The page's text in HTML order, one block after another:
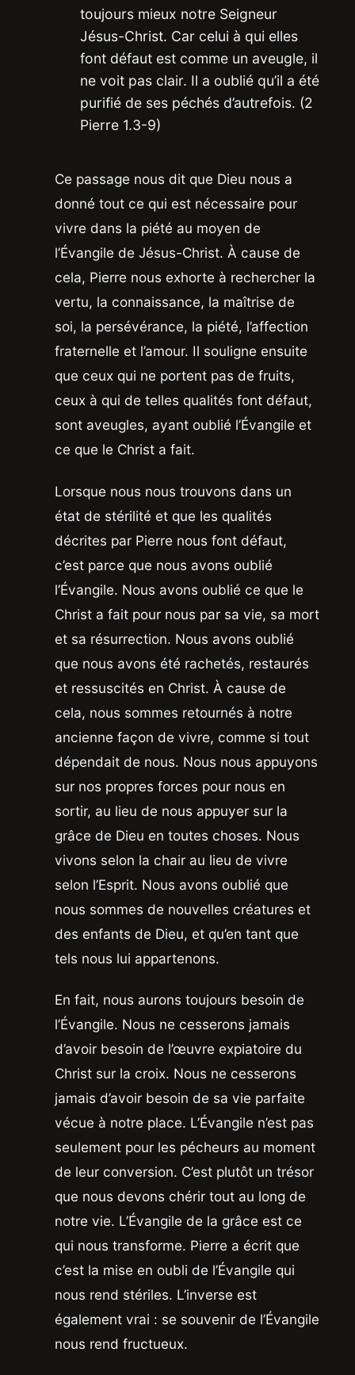
toujours mieux notre Seigneur
Jésus-Christ. Car celui à qui elles
font défaut est comme un aveugle, il
ne voit pas clair. Il a oublié qu’il a été
purifié de ses péchés d’autrefois. (2
Pierre 1.3-9)
Ce passage nous dit que Dieu nous a
donné tout ce qui est nécessaire pour
vivre dans la piété au moyen de
l’Évangile de Jésus-Christ. À cause de
cela, Pierre nous exhorte à rechercher la
vertu, la connaissance, la maîtrise de
soi, la persévérance, la piété, l’affection
fraternelle et l’amour. Il souligne ensuite
que ceux qui ne portent pas de fruits,
ceux à qui de telles qualités font défaut,
sont aveugles, ayant oublié l’Évangile et
ce que le Christ a fait.
Lorsque nous nous trouvons dans un
état de stérilité et que les qualités
décrites par Pierre nous font défaut,
c’est parce que nous avons oublié
l’Évangile. Nous avons oublié ce que le
Christ a fait pour nous par sa vie, sa mort
et sa résurrection. Nous avons oublié
que nous avons été rachetés, restaurés
et ressuscités en Christ. À cause de
cela, nous sommes retournés à notre
ancienne façon de vivre, comme si tout
dépendait de nous. Nous nous appuyons
sur nos propres forces pour nous en
sortir, au lieu de nous appuyer sur la
grâce de Dieu en toutes choses. Nous
vivons selon la chair au lieu de vivre
selon l’Esprit. Nous avons oublié que
nous sommes de nouvelles créatures et
des enfants de Dieu, et qu’en tant que
tels nous lui appartenons.
En fait, nous aurons toujours besoin de
l’Évangile. Nous ne cesserons jamais
d’avoir besoin de l’œuvre expiatoire du
Christ sur la croix. Nous ne cesserons
jamais d’avoir besoin de sa vie parfaite
vécue à notre place. L’Évangile n’est pas
seulement pour les pécheurs au moment
de leur conversion. C’est plutôt un trésor
que nous devons chérir tout au long de
notre vie. L’Évangile de la grâce est ce
qui nous transforme. Pierre a écrit que
c’est la mise en oubli de l’Évangile qui
nous rend stériles. L’inverse est
également vrai : se souvenir de l’Évangile
nous rend fructueux.